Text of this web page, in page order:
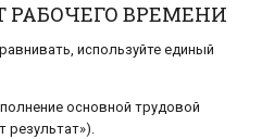
РАБОЧЕГО ВРЕМЕНИ
используйте единый
основной трудовой
результат»).